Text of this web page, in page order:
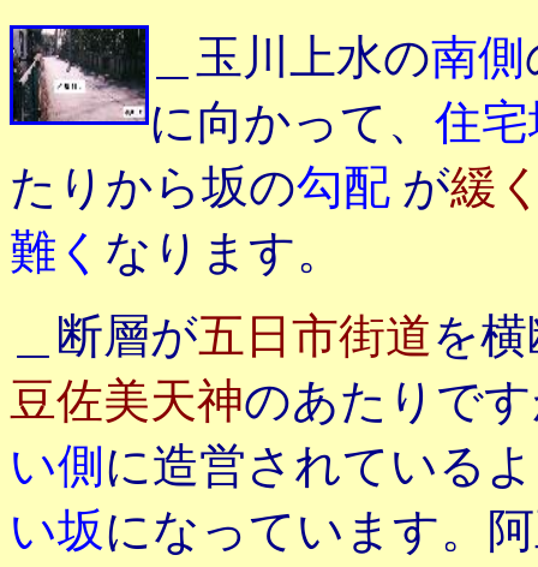
＿玉川上水の南側
に向かって、 住
たりから坂の勾配 が緩
難く なります。
＿断層が五日市街道を
豆佐美天神のあたりで
い側に造営されている
い坂になっています。